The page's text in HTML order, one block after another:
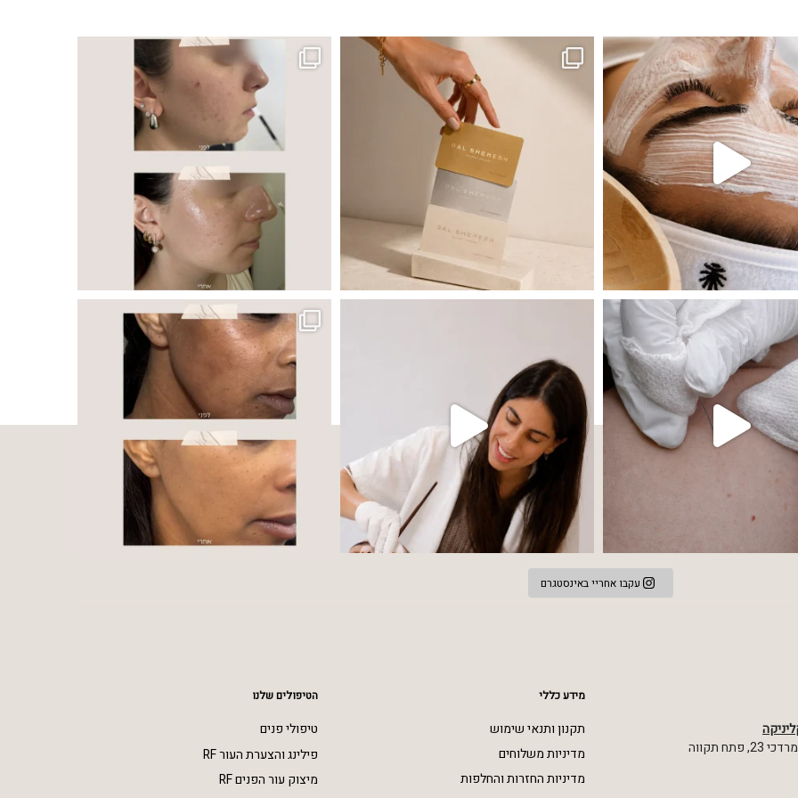
מועדון החברות שלנו סוף סוף נפתח. מהיום, אקנה הוא אחד המצבים הנפוצים ביותר בעור, אך לכל עור
שהעור פשוט צריך לעצור רגע, לנשום ולהתאזן תהליך אחד שיכול לעשות הבדל גדול במראה ובאיכות העור
עקבו אחריי באינסטגרם
תקווה
מידע כללי
תקנון ותנאי שימוש
מדיניות משלוחים
מדיניות החזרות והחלפות
הטיפולים שלנו
טיפולי פנים
פילינג והצערת העור RF
מיצוק עור הפנים RF